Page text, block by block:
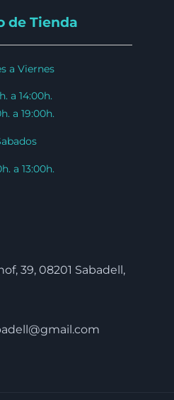
de Tienda
a Viernes
a 14:00h.
a 19:00h.
a 13:00h.
39, 08201 Sabadell,